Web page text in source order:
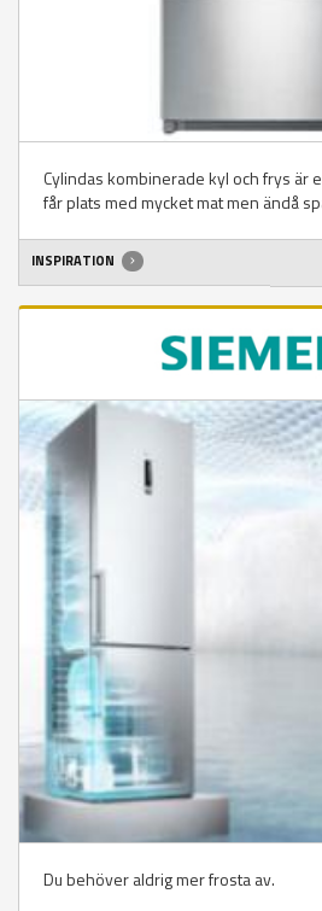
Cylindas kombinerade kyl och frys är
får plats med mycket mat men ändå
INSPIRATION
Du behöver aldrig mer frosta av.